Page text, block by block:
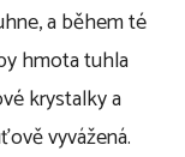
a během té
hmota tuhla
krystalky a
vyvážená.